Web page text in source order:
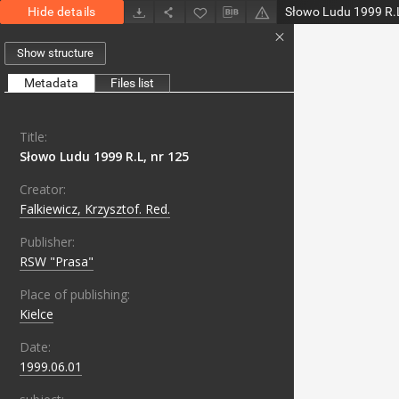
Hide details Słowo Ludu 1999
Show structure
Metadata Files list
Title:
Słowo Ludu 1999 R.L, nr 125
Creator:
Falkiewicz, Krzysztof. Red.
Publisher:
RSW "Prasa"
Place of publishing:
Kielce
Date:
1999.06.01